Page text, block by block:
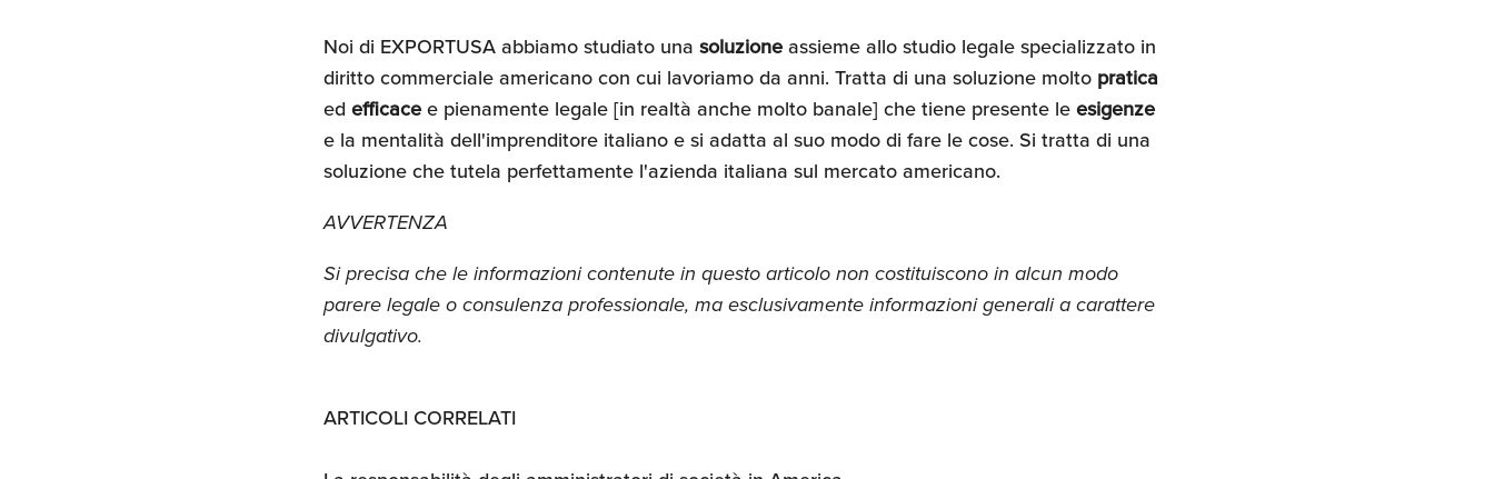
Noi di EXPORTUSA abbiamo studiato una soluzioneassieme allo studio legale specializzato in
diritto commerciale americano con cui lavoriamo da anni. Tratta di una soluzione molto pratica
edefficacee pienamente legale [in realtà anche molto banale] che tiene presente leesigenze
e la mentalità dell'imprenditore italiano e si adatta al suo modo di fare le cose. Si tratta di una
soluzione che tutela perfettamente l'azienda italiana sul mercato americano.
AVVERTENZA
Si precisa che le informazioni contenute in questo articolo non costituiscono in alcun modo
parere legale o consulenza professionale, ma esclusivamente informazioni generali a carattere
divulgativo.
ARTICOLI CORRELATI